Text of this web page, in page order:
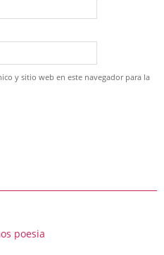
y sitio web en este navegador para la
poesia